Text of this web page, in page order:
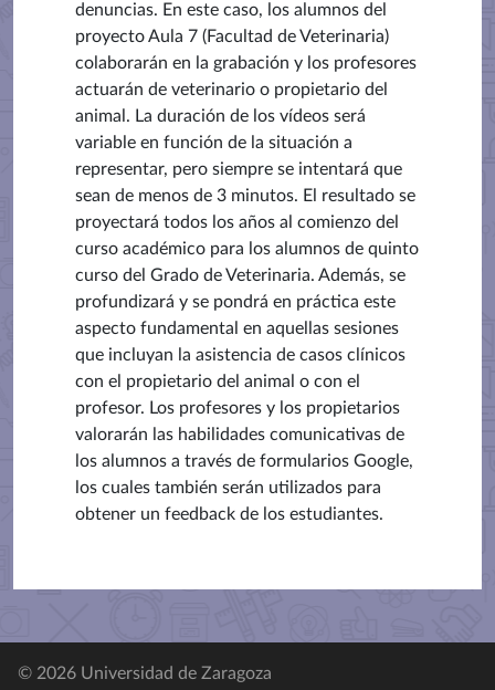
denuncias. En este caso, los alumnos del
proyecto Aula 7 (Facultad de Veterinaria)
colaborarán en la grabación y los profesores
actuarán de veterinario o propietario del
animal. La duración de los vídeos será
variable en función de la situación a
representar, pero siempre se intentará que
sean de menos de 3 minutos. El resultado se
proyectará todos los años al comienzo del
curso académico para los alumnos de quinto
curso del Grado de Veterinaria. Además, se
profundizará y se pondrá en práctica este
aspecto fundamental en aquellas sesiones
que incluyan la asistencia de casos clínicos
con el propietario del animal o con el
profesor. Los profesores y los propietarios
valorarán las habilidades comunicativas de
los alumnos a través de formularios Google,
los cuales también serán utilizados para
obtener un feedback de los estudiantes.
© 2026 Universidad de Zaragoza